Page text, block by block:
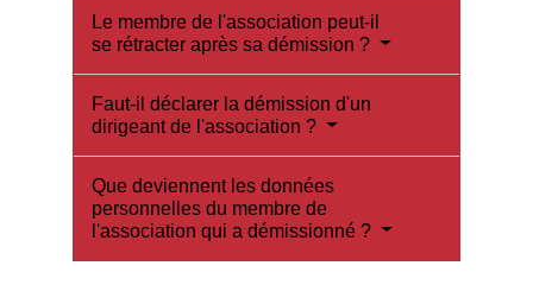
Le membre de l'association peut-il
se rétracter après sa démission ?
Faut-il déclarer la démission d'un
dirigeant de l'association ?
Que deviennent les données
personnelles du membre de
l'association qui a démissionné ?